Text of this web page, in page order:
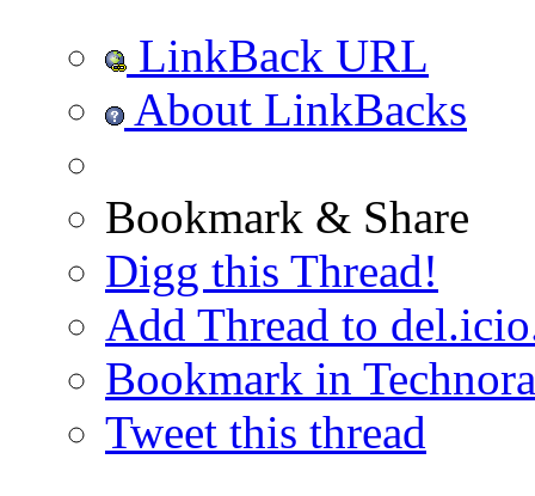
LinkBack URL
About LinkBacks
Bookmark & Share
Digg this Thread!
Add Thread to
Bookmark in
Tweet this thread